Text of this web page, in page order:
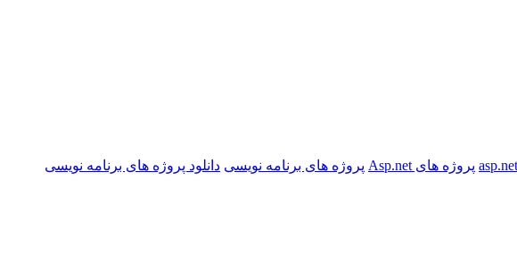
پروژه های Asp.net پروژه های برنامه نویسی دانلود پروژه های برنامه نویسی